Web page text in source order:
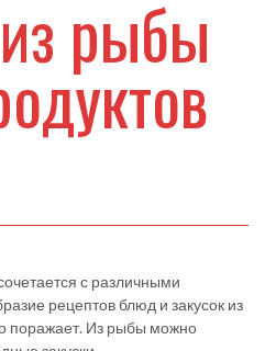
рыбы
с различными
рецептов блюд и закусок из
поражает. Из рыбы можно